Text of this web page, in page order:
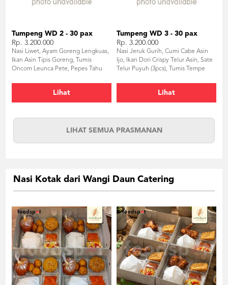
Tumpeng WD 2 - 30 pax
Rp. 3.200.000
Nasi Liwet, Ayam Goreng Lengkuas,
Ikan Asin Tipis Goreng, Tumis
Oncom Leunca Pete, Pepes Tahu
Lihat
Tumpeng WD 3 - 30 pax
Rp. 3.200.000
Nasi Jeruk Gurih, Cumi Cabe Asin
Ijo, Ikan Dori Crispy Telur Asin, Sate
Telur Puyuh (3pcs), Tumis Tempe
Lihat
LIHAT SEMUA PRASMANAN
Nasi Kotak dari Wangi Daun Catering